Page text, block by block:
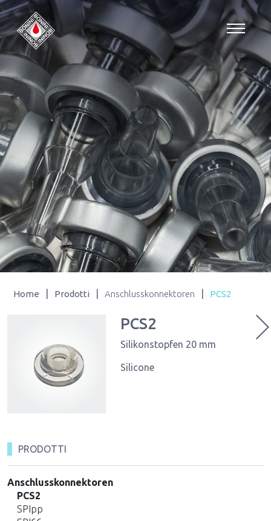
Home Prodotti Anschlusskonnektoren PCS2
PRODOTTI
Anschlusskonnektoren
PCS2
SPIpp
PCS2
Silikonstopfen 20 mm
Silicone